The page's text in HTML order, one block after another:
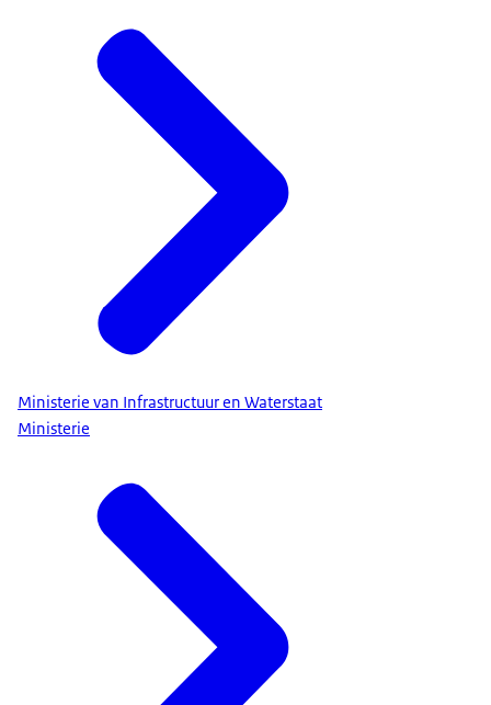
Ministerie van Infrastructuur en Waterstaat
Ministerie